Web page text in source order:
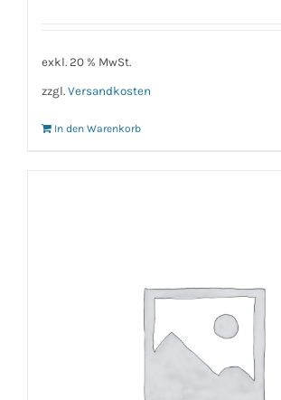
exkl. 20 % MwSt.
zzgl. Versandkosten
In den Warenkorb